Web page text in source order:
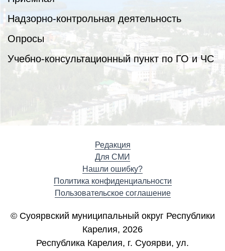
Надзорно-контрольная деятельность
Опросы
Учебно-консультационный пункт по ГО и ЧС
Редакция
Для СМИ
Нашли ошибку?
Политика конфиденциальности
Пользовательское соглашение
© Суоярвский муниципальный округ Республики
Карелия, 2026
Республика Карелия, г. Cуоярви, ул.